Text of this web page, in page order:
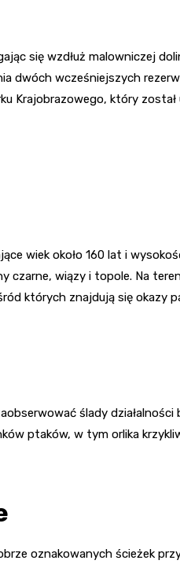
się wzdłuż malowniczej
dwóch wcześniejszych
Krajobrazowego, który
wiek około 160 lat i
czarne, wiązy i topole. Na
których znajdują się okazy
ślady
ptaków, w tym orlika
oznakowanych ścieżek